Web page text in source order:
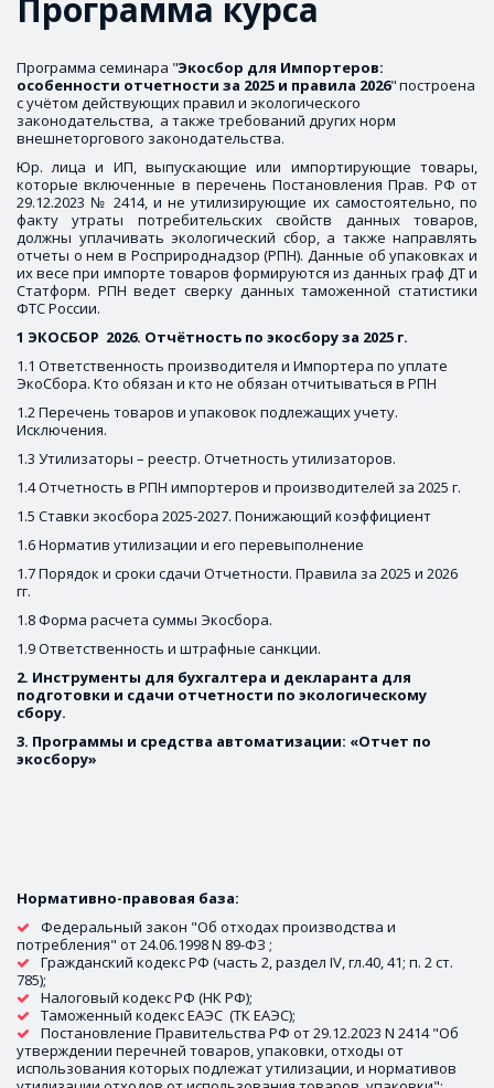
Программа семинара "Экосбор для Импортеров:
особенности отчетности за 2025 и правила 2026" построена
с учётом действующих правил и экологического
законодательства,  а также требований других норм
внешнеторгового законодательства.
Юр. лица и ИП, выпускающие или импортирующие товары,
которые включенные в перечень Постановления Прав. РФ от
29.12.2023 № 2414, и не утилизирующие их самостоятельно, по
факту утраты потребительских свойств данных товаров,
должны уплачивать экологический сбор, а также направлять
отчеты о нем в Росприроднадзор (РПН). Данные об упаковках и
их весе при импорте товаров формируются из данных граф ДТ и
Статформ. РПН ведет сверку данных таможенной статистики
ФТС России.
1 ЭКОСБОР  2026. Отчётность по экосбору за 2025 г.
1.1 Ответственность производителя и Импортера по уплате
ЭкоСбора. Кто обязан и кто не обязан отчитываться в РПН
1.2 Перечень товаров и упаковок подлежащих учету.
Исключения.
1.3 Утилизаторы – реестр. Отчетность утилизаторов.
1.4 Отчетность в РПН импортеров и производителей за 2025 г.
1.5 Ставки экосбора 2025-2027. Понижающий коэффициент
1.6 Норматив утилизации и его перевыполнение
1.7 Порядок и сроки сдачи Отчетности. Правила за 2025 и 2026
гг.
1.8 Форма расчета суммы Экосбора.
1.9 Ответственность и штрафные санкции.
2. Инструменты для бухгалтера и декларанта для
подготовки и сдачи отчетности по экологическому
сбору.
3. Программы и средства автоматизации: «Отчет по
экосбору»
Нормативно-правовая база:
Федеральный закон "Об отходах производства и
потребления" от 24.06.1998 N 89-ФЗ ;
Гражданский кодекс РФ (часть 2, раздел IV, гл.40, 41; п. 2 ст.
785);
Налоговый кодекс РФ (НК РФ);
Таможенный кодекс ЕАЭС  (ТК ЕАЭС);
Постановление Правительства РФ от 29.12.2023 N 2414 "Об
утверждении перечней товаров, упаковки, отходы от
использования которых подлежат утилизации, и нормативов